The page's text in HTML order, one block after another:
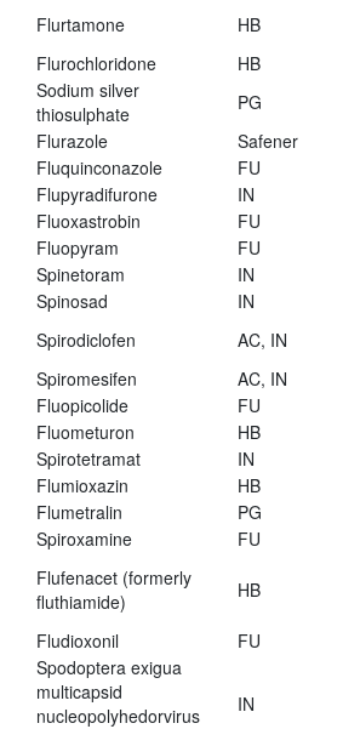
Flurtamone
HB
Flurochloridone
HB
Sodium silver
thiosulphate
PG
Flurazole
Safener
Fluquinconazole
FU
Flupyradifurone
IN
Fluoxastrobin
FU
Fluopyram
FU
Spinetoram
IN
Spinosad
IN
Spirodiclofen
AC, IN
Spiromesifen
AC, IN
Fluopicolide
FU
Fluometuron
HB
Spirotetramat
IN
Flumioxazin
HB
Flumetralin
PG
Spiroxamine
FU
Flufenacet (formerly
fluthiamide)
HB
Fludioxonil
FU
Spodoptera exigua
multicapsid
nucleopolyhedorvirus
IN